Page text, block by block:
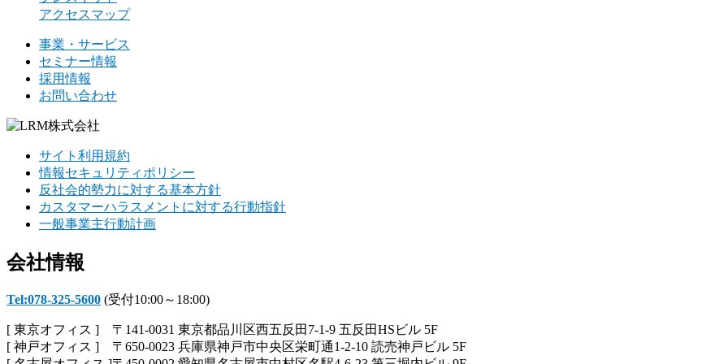
アクセスマップ
事業・サービス
セミナー情報
採用情報
お問い合わせ
サイト利用規約
情報セキュリティポリシー
反社会的勢力に対する基本方針
カスタマーハラスメントに対する行動指針
一般事業主行動計画
会社情報
Tel:078-325-5600 (受付10:00～18:00)
[ 東京オフィス ] 〒141-0031 東京都品川区西五反田7-1-9 五反田HSビル 5F
[ 神戸オフィス ] 〒650-0023 兵庫県神戸市中央区栄町通1-2-10 読売神戸ビル 5F